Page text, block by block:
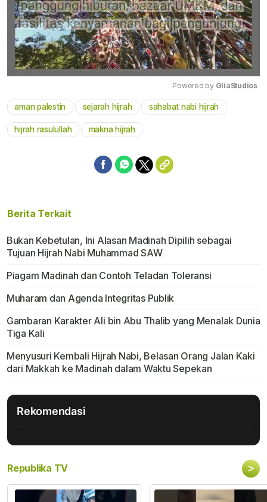
Mute
Powered by GliaStudios
aman palestin sejarah hijrah sahabat nabi hijrah
hijrah rasulullah makna hijrah
Berita Terkait
Bukan Kebetulan, Ini Alasan Madinah Dipilih sebagai
Tujuan Hijrah Nabi Muhammad SAW
Piagam Madinah dan Contoh Teladan Toleransi
Muharam dan Agenda Integritas Publik
Gambaran Karakter Ali bin Abu Thalib yang Menalak Dunia
Tiga Kali
Menyusuri Kembali Hijrah Nabi, Belasan Orang Jalan Kaki
dari Makkah ke Madinah dalam Waktu Sepekan
Rekomendasi
Republika TV >